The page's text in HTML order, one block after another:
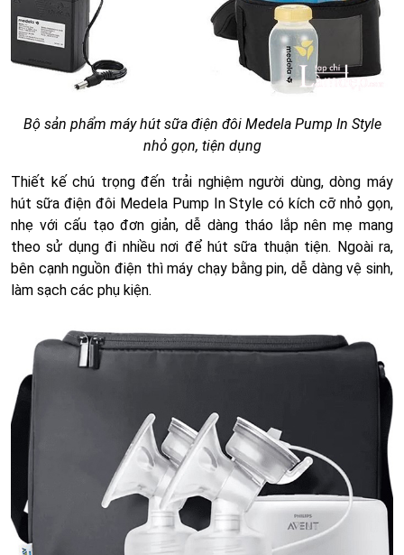
Bộ sản phẩm máy hút sữa điện đôi Medela Pump In Style
nhỏ gọn, tiện dụng
Thiết kế chú trọng đến trải nghiệm người dùng, dòng máy
hút sữa điện đôi Medela Pump In Style có kích cỡ nhỏ gọn,
nhẹ với cấu tạo đơn giản, dễ dàng tháo lắp nên mẹ mang
theo sử dụng đi nhiều nơi để hút sữa thuận tiện. Ngoài ra,
bên cạnh nguồn điện thì máy chạy bằng pin, dễ dàng vệ sinh,
làm sạch các phụ kiện.